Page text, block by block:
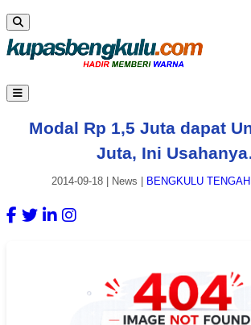
Modal Rp 1,5 Juta dapat
Juta, Ini
2014-09-18| News BENGKULU TENGAH